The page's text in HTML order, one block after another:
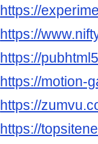
https://
https://
https://
https://motion-
https://
https://